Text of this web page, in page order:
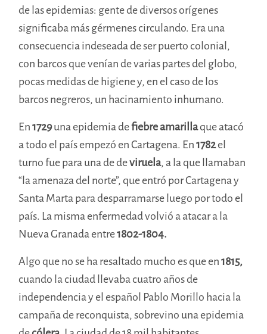
de las epidemias: gente de diversos orígenes
significaba más gérmenes circulando. Era una
consecuencia indeseada de ser puerto colonial,
con barcos que venían de varias partes del globo,
pocas medidas de higiene y, en el caso de los
barcos negreros, un hacinamiento inhumano.
En1729una epidemia defiebre amarillaque atacó
a todo el país empezó en Cartagena. En1782el
turno fue para una de deviruela, a la que llamaban
“la amenaza del norte”, que entró por Cartagena y
Santa Marta para desparramarse luego por todo el
país. La misma enfermedad volvió a atacar a la
Nueva Granada entre1802-1804.
Algo que no se ha resaltado mucho es que en1815,
cuando la ciudad llevaba cuatro años de
independencia y el español Pablo Morillo hacia la
campaña de reconquista, sobrevino una epidemia